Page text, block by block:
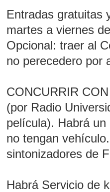
Entradas gratuitas
martes a viernes
Opcional: traer al
no perecedero por
CONCURRIR
(por Radio
película). Habrá
no tengan
sintonizadores de
Habrá Servicio de